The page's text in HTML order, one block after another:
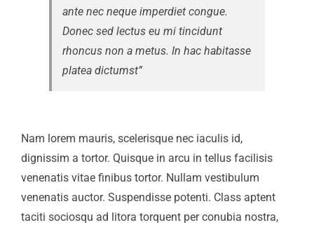
ante nec neque imperdiet congue.
Donec sed lectus eu mi tincidunt
rhoncus non a metus. In hac habitasse
platea dictumst”
Nam lorem mauris, scelerisque nec iaculis id,
dignissim a tortor. Quisque in arcu in tellus facilisis
venenatis vitae finibus tortor. Nullam vestibulum
venenatis auctor. Suspendisse potenti. Class aptent
taciti sociosqu ad litora torquent per conubia nostra,